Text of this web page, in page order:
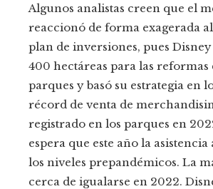
Algunos analistas creen que el
reaccionó de forma exagerada
plan de inversiones, pues
400 hectáreas para las reformas
parques y basó su estrategia en
récord de venta de
registrado en los parques en
espera que este año la
los niveles prepandémicos. La
cerca de igualarse en 2022.